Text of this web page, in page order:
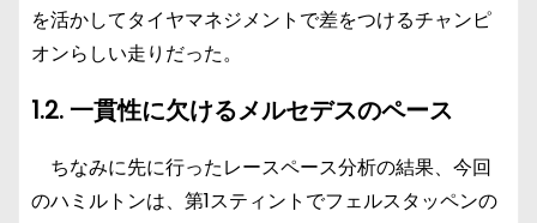
を活かしてタイヤマネジメントで差をつけるチャンピ
オンらしい走りだった。
1.2. 一貫性に欠けるメルセデスのペース
ちなみに先に行ったレースペース分析の結果、今回
のハミルトンは、第1スティントでフェルスタッペンの